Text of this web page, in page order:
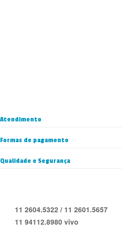
Atendimento
11 2604.5322 / 11 2601.5657
11 94112.8980 vivo
Formas de pagamento
Qualidade e Segurança